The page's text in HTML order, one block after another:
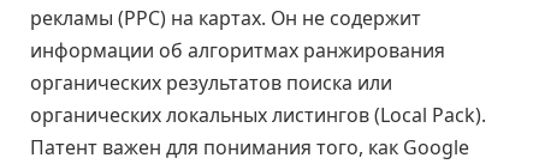
рекламы (PPC) на картах. Он не содержит
информации об алгоритмах ранжирования
органических результатов поиска или
органических локальных листингов (Local Pack).
Патент важен для понимания того, как Google